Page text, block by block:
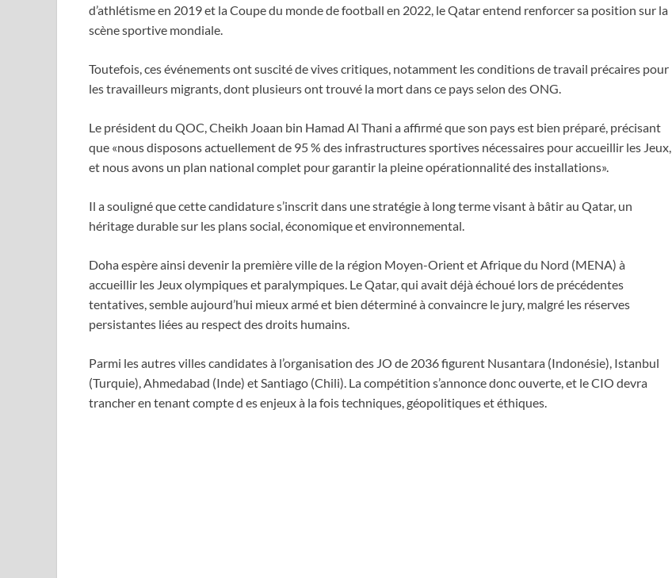
d’athlétisme en 2019 et la Coupe du monde de football en 2022, le Qatar entend renforcer sa position sur la
scène sportive mondiale.
Toutefois, ces événements ont suscité de vives critiques, notamment les conditions de travail précaires pour
les travailleurs migrants, dont plusieurs ont trouvé la mort dans ce pays selon des ONG.
Le président du QOC, Cheikh Joaan bin Hamad Al Thani a affirmé que son pays est bien préparé, précisant
que «nous disposons actuellement de 95 % des infrastructures sportives nécessaires pour accueillir les Jeux,
et nous avons un plan national complet pour garantir la pleine opérationnalité des installations».
Il a souligné que cette candidature s’inscrit dans une stratégie à long terme visant à bâtir au Qatar, un
héritage durable sur les plans social, économique et environnemental.
Doha espère ainsi devenir la première ville de la région Moyen-Orient et Afrique du Nord (MENA) à
accueillir les Jeux olympiques et paralympiques. Le Qatar, qui avait déjà échoué lors de précédentes
tentatives, semble aujourd’hui mieux armé et bien déterminé à convaincre le jury, malgré les réserves
persistantes liées au respect des droits humains.
Parmi les autres villes candidates à l’organisation des JO de 2036 figurent Nusantara (Indonésie), Istanbul
(Turquie), Ahmedabad (Inde) et Santiago (Chili). La compétition s’annonce donc ouverte, et le CIO devra
trancher en tenant compte d es enjeux à la fois techniques, géopolitiques et éthiques.